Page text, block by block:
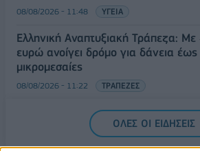
08/08/2026 - 11:48 ΥΓΕΙΑ
Ελληνική Αναπτυξιακή Τράπεζα: Με
ευρώ ανοίγει δρόμο για δάνεια έως
μικρομεσαίες
08/08/2026 - 11:22 ΤΡΑΠΕΖΕΣ
5G παντού, 6G στον ορίζοντα: Πού
Ελλάδα στη μεγάλη τεχνολογική
08/08/2026 - 10:54 ΤΕΧΝΟΛΟΓΙΑ
ΟΛΕΣ ΟΙ ΕΙΔΗΣΕΙΣ